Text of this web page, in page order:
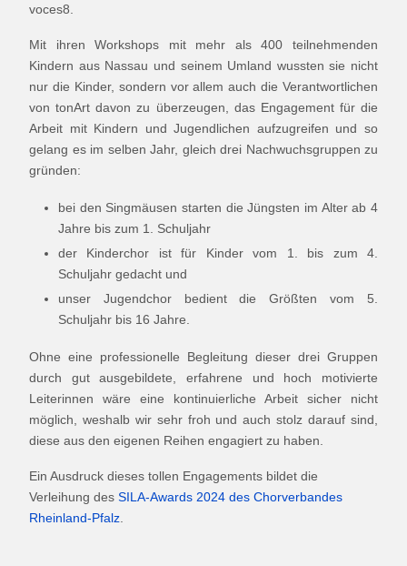
voces8.
Mit ihren Workshops mit mehr als 400 teilnehmenden
Kindern aus Nassau und seinem Umland wussten sie nicht
nur die Kinder, sondern vor allem auch die Verantwortlichen
von tonArt davon zu überzeugen, das Engagement für die
Arbeit mit Kindern und Jugendlichen aufzugreifen und so
gelang es im selben Jahr, gleich drei Nachwuchsgruppen zu
gründen:
bei den Singmäusen starten die Jüngsten im Alter ab 4
Jahre bis zum 1. Schuljahr
der Kinderchor ist für Kinder vom 1. bis zum 4.
Schuljahr gedacht und
unser Jugendchor bedient die Größten vom 5.
Schuljahr bis 16 Jahre.
Ohne eine professionelle Begleitung dieser drei Gruppen
durch gut ausgebildete, erfahrene und hoch motivierte
Leiterinnen wäre eine kontinuierliche Arbeit sicher nicht
möglich, weshalb wir sehr froh und auch stolz darauf sind,
diese aus den eigenen Reihen engagiert zu haben.
Ein Ausdruck dieses tollen Engagements bildet die
Verleihung des SILA-Awards 2024 des Chorverbandes
Rheinland-Pfalz